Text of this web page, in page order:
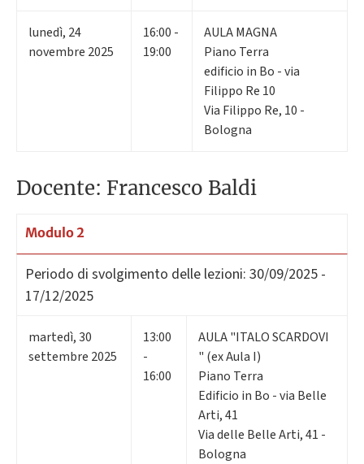
lunedì, 24
novembre 2025
16:00 -
19:00
AULA MAGNA
Piano Terra
edificio in Bo - via
Filippo Re 10
Via Filippo Re, 10 -
Bologna
Docente: Francesco Baldi
Modulo 2
Periodo di svolgimento delle lezioni: 30/09/2025 -
17/12/2025
martedì,30
settembre 2025
13:00
-
16:00
AULA "ITALO SCARDOVI
" (ex Aula I)
Piano Terra
Edificio in Bo - via Belle
Arti, 41
Via delle Belle Arti, 41 -
Bologna